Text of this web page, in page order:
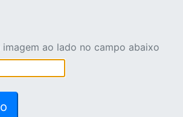
ao lado no campo abaixo